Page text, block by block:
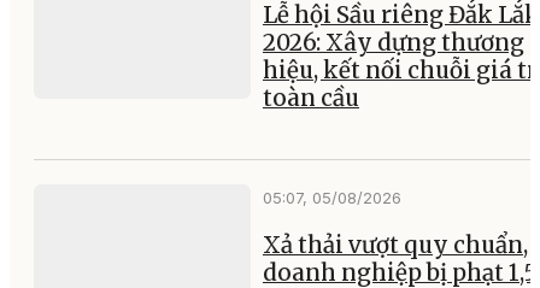
Lễ hội Sầu riêng Đắk Lắk
2026: Xây dựng thương
hiệu, kết nối chuỗi giá
toàn cầu
05:07, 05/08/2026
Xả thải vượt quy chuẩn,
doanh nghiệp bị phạt